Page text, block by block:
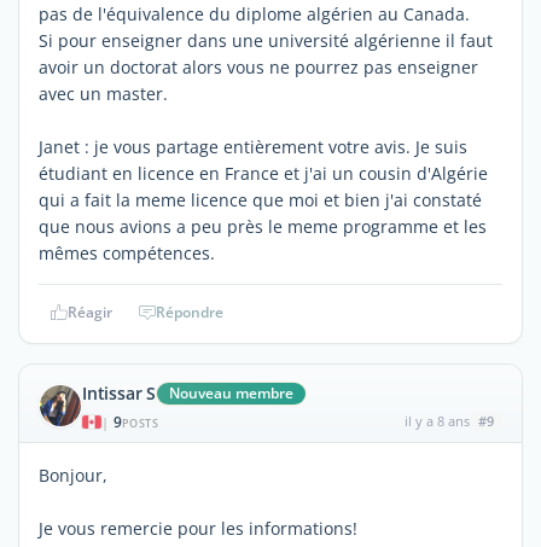
pas de l'équivalence du diplome algérien au Canada.
Si pour enseigner dans une université algérienne il faut
avoir un doctorat alors vous ne pourrez pas enseigner
avec un master.
Janet : je vous partage entièrement votre avis. Je suis
étudiant en licence en France et j'ai un cousin d'Algérie
qui a fait la meme licence que moi et bien j'ai constaté
que nous avions a peu près le meme programme et les
mêmes compétences.
Réagir Répondre
Intissar S Nouveau membre
| 9POSTS il y a 8 ans #9
Bonjour,
Je vous remercie pour les informations!